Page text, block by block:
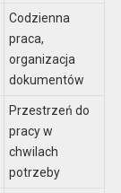
Codzienna
praca,
organizacja
dokumentów
Przestrzeń do
pracy w
chwilach
potrzeby